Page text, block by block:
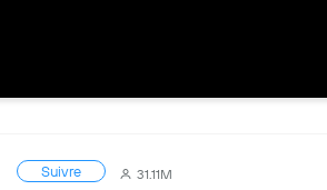
Suivre 31.11M